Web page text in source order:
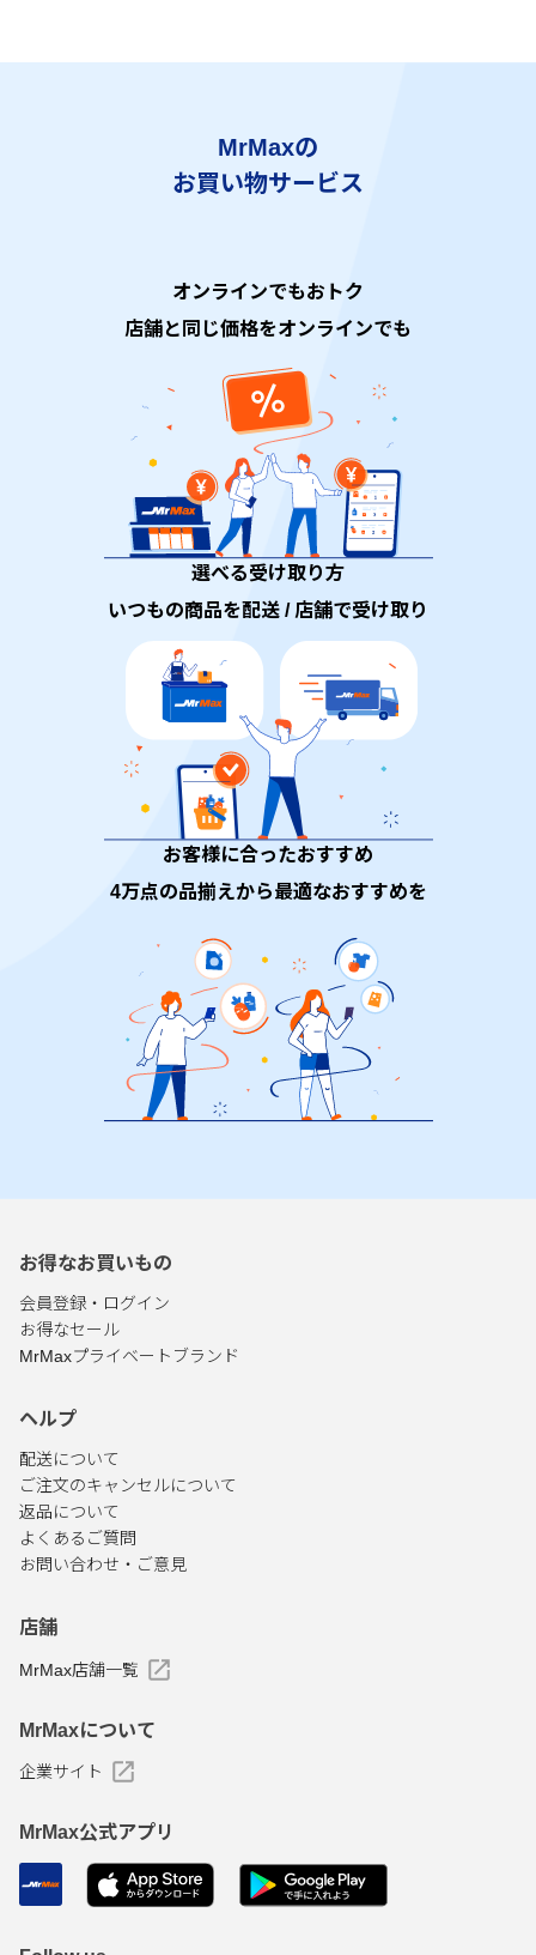
MrMaxの
お買い物サービス
オンラインでもおトク
店舗と同じ価格をオンラインでも
選べる受け取り方
いつもの商品を配送 / 店舗で受け取り
お客様に合ったおすすめ
4万点の品揃えから最適なおすすめを
お得なお買いもの
会員登録・ログイン
お得なセール
MrMaxプライベートブランド
ヘルプ
配送について
ご注文のキャンセルについて
返品について
よくあるご質問
お問い合わせ・ご意見
店舗
MrMax店舗一覧
MrMaxについて
企業サイト
MrMax公式アプリ